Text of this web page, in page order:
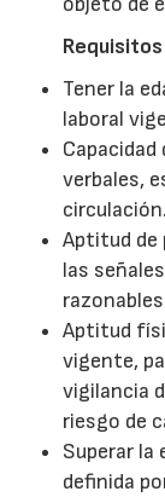
Tener la
laboral
verbales,
circulación.
Aptitud de
las
Aptitud
vigente,
vigilancia
riesgo de
Superar
definida